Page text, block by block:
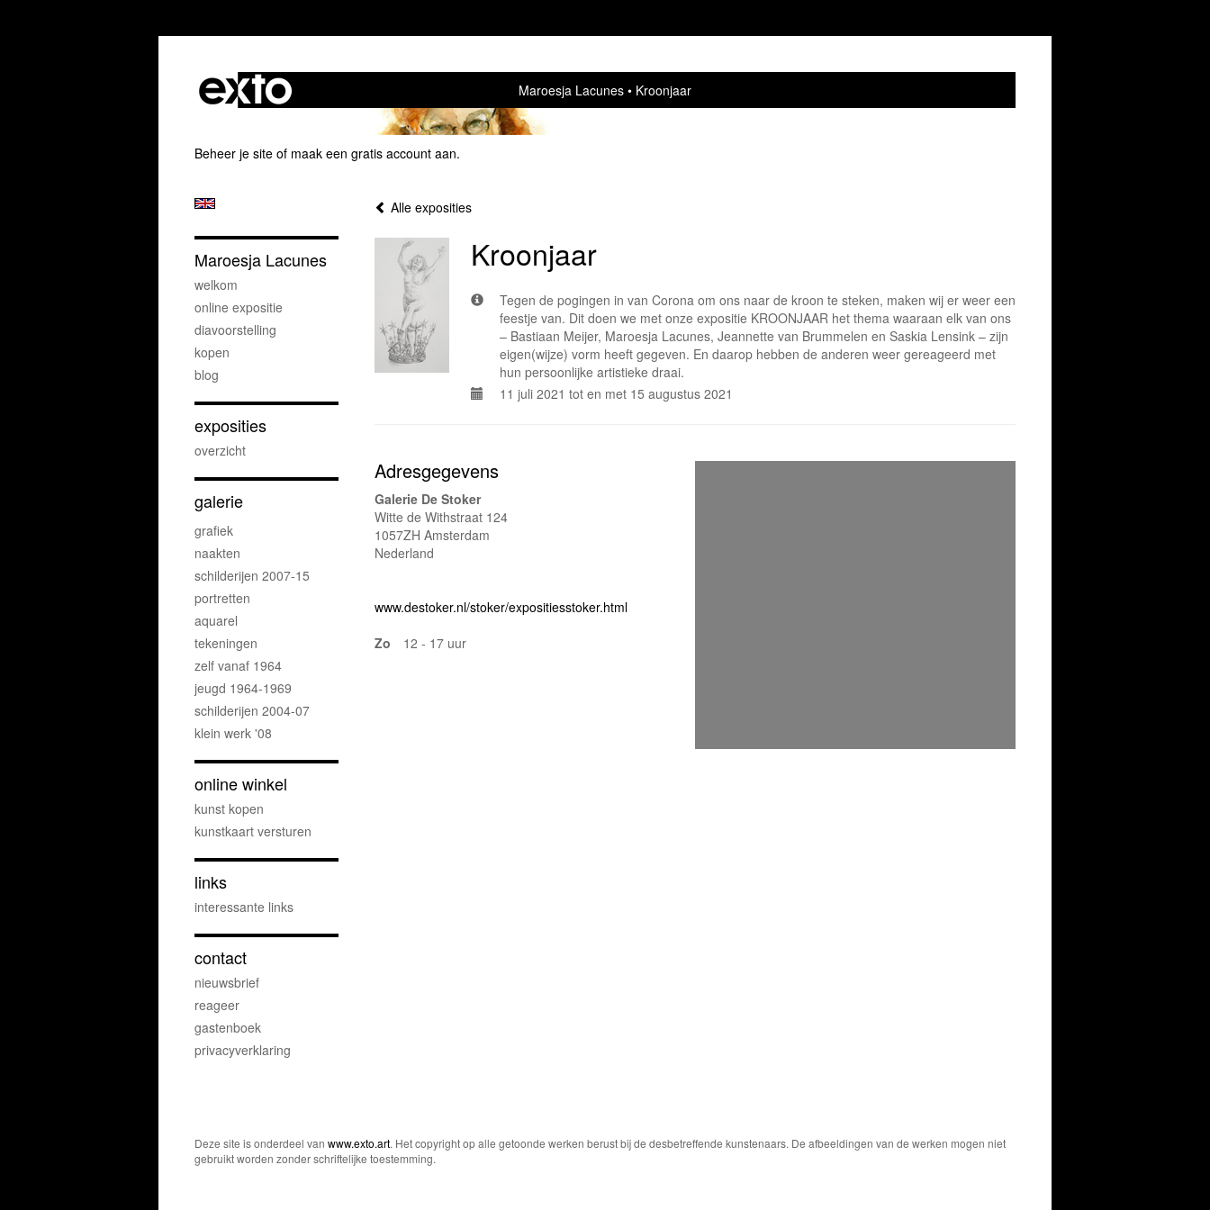
Maroesja Lacunes Kroonjaar
Beheer je site of maak een gratis account aan.
Alle exposities
Kroonjaar
Tegen de pogingen in van Corona om ons naar de kroon te steken, maken wij er weer een
feestje van. Dit doen we met onze expositie KROONJAAR het thema waaraan elk van ons
– Bastiaan Meijer, Maroesja Lacunes, Jeannette van Brummelen en Saskia Lensink – zijn
eigen(wijze) vorm heeft gegeven. En daarop hebben de anderen weer gereageerd met
hun persoonlijke artistieke draai.
11 juli 2021 tot en met 15 augustus 2021
Adresgegevens
Galerie De Stoker
Witte de Withstraat 124
1057ZH Amsterdam
Nederland
www.destoker.nl/stoker/expositiesstoker.html
Zo
12 - 17 uur
Maroesja Lacunes
welkom
online expositie
diavoorstelling
kopen
blog
exposities
overzicht
galerie
grafiek
naakten
schilderijen 2007-15
portretten
aquarel
tekeningen
zelf vanaf 1964
jeugd 1964-1969
schilderijen 2004-07
klein werk '08
online winkel
kunst kopen
kunstkaart versturen
links
interessante links
contact
nieuwsbrief
reageer
gastenboek
privacyverklaring
Deze site is onderdeel van www.exto.art. Het copyright op alle getoonde werken berust bij de desbetreffende kunstenaars. De afbeeldingen van de werken mogen niet
gebruikt worden zonder schriftelijke toestemming.